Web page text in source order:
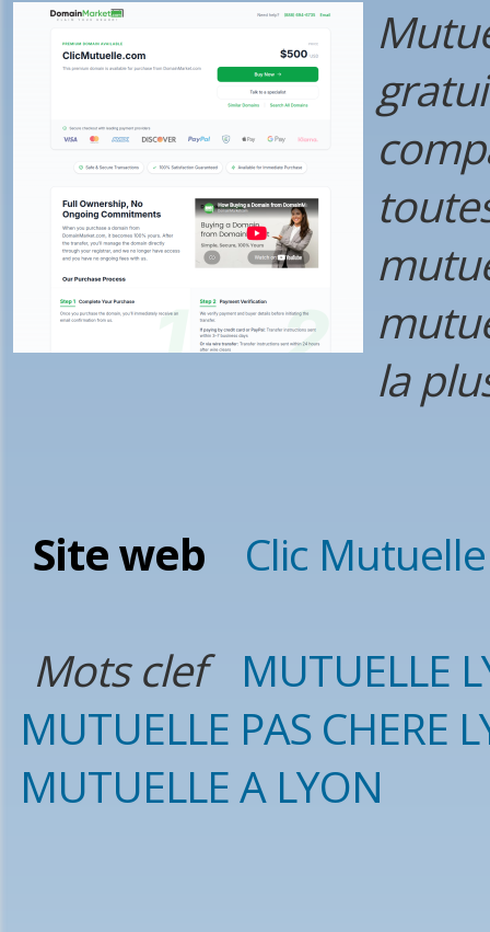
la
Site web
Clic
Mots clef
MUTUELLE
MUTUELLE PAS CHERE
MUTUELLE A LYON